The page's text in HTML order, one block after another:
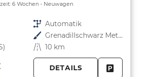
6 Wochen Neuwagen
Getriebe Automatik
Außenfarbe
Grenadillschwarz Metallic
Kilometerstand 10 km
DETAILS